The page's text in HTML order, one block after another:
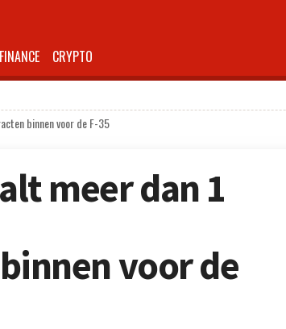
CRYPTO
binnen voor de F-35
meer dan 1
voor de